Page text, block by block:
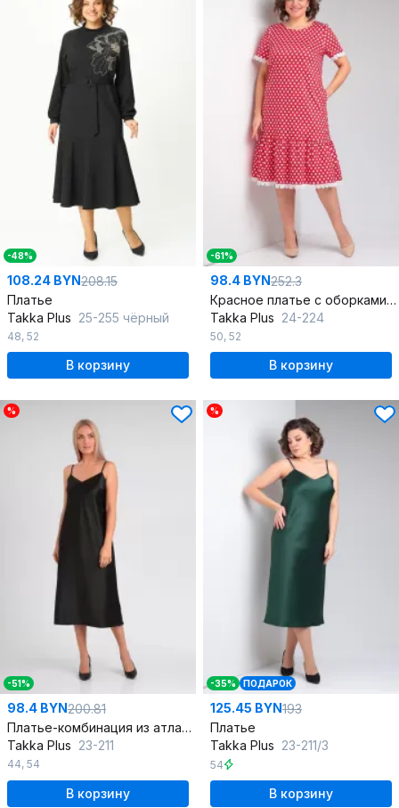
-48%
108.24 BYN208.15
Платье
Takka Plus 25-255 чёрный
48, 52
В корзину
-61%
98.4 BYN252.3
Красное платье с оборками, нагрудными вытачками и V-образным вырезом
Takka Plus 24-224
50, 52
В корзину
%
-51%
98.4 BYN200.81
Платье-комбинация из атласа с нагрудными вытачками
Takka Plus 23-211
44, 54
В корзину
%
-35% ПОДАРОК
125.45 BYN193
Платье
Takka Plus 23-211/3
54
В корзину